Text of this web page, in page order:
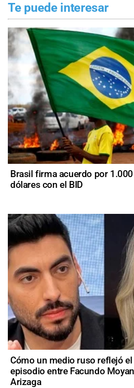
Te puede interesar
Brasil firma acuerdo por
dólares con el BID
Cómo un medio ruso reflejó
episodio entre Facundo
Arizaga